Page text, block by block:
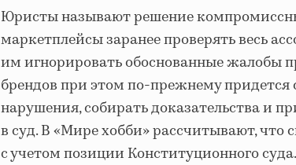
Юристы называют решение
маркетплейсы заранее проверять весь
им игнорировать обоснованные жалобы
брендов при этом по-прежнему придется
нарушения, собирать доказательства и
в суд. В «Мире хобби» рассчитывают, что
с учетом позиции Конституционного суда.